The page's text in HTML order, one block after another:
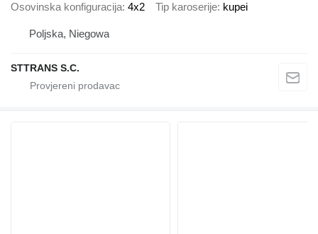
Osovinska konfiguracija 4x2 Tip karoserije kupei
Poljska, Niegowa
STTRANS S.C.